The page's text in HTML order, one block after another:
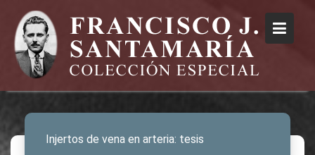
Injertos de vena en arteria: tesis